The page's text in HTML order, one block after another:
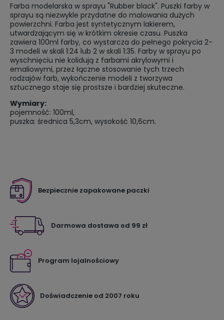
Farba modelarska w sprayu "Rubber black". Puszki farby w
sprayu są niezwykle przydatne do malowania dużych
powierzchni. Farba jest syntetycznym lakierem,
utwardzającym się w krótkim okresie czasu. Puszka
zawiera 100ml farby, co wystarcza do pełnego pokrycia 2-
3 modeli w skali 1:24 lub 2 w skali 1:35. Farby w sprayu po
wyschnięciu nie kolidują z farbami akrylowymi i
emaliowymi, przez łączne stosowanie tych trzech
rodzajów farb, wykończenie modeli z tworzywa
sztucznego staje się prostsze i bardziej skuteczne.
Wymiary:
pojemność: 100ml,
puszka: średnica 5,3cm, wysokość 10,6cm.
Bezpiecznie zapakowane paczki
Darmowa dostawa od 99 zł
Program lojalnościowy
Doświadczenie od 2007 roku